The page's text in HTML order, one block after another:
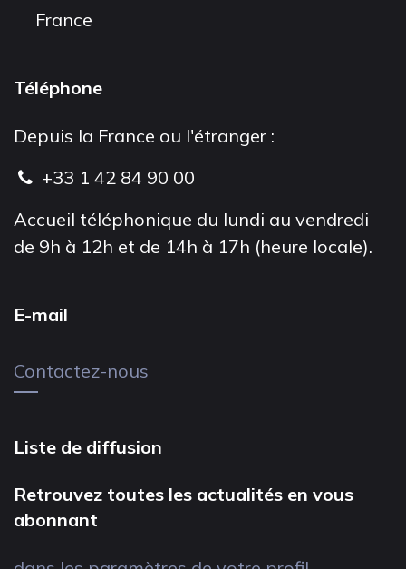
France
Téléphone
Depuis la France ou l'étranger :
+33 1 42 84 90 00
Accueil téléphonique du lundi au vendredi
de 9h à 12h et de 14h à 17h (heure locale).
E-mail
Contactez-nous
Liste de diffusion
Retrouvez toutes les actualités en vous
abonnant